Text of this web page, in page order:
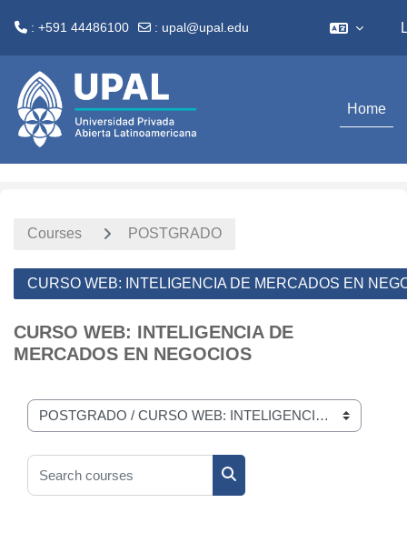
: +591 44486100 : upal@upal.edu
Home
Courses POSTGRADO
CURSO WEB: INTELIGENCIA DE MERCADOS EN
CURSO WEB: INTELIGENCIA DE
MERCADOS EN NEGOCIOS
Course categories
Search courses
Search courses